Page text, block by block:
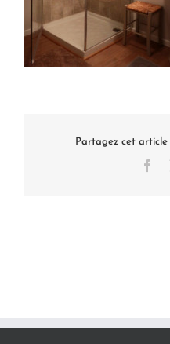
Partagez cet article